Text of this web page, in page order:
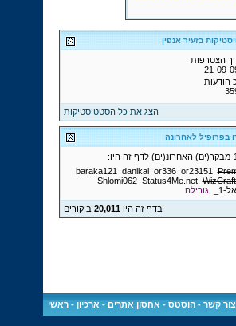
בזעיר אנפין
הצטרפות
21-09-
הודעות
הצג את כל הסטטיסטיקות
בפרופיל לאחרונה
baraka121
danikal or336 or23151
Shlomi062 Status4Me.net
1_
גורילה
בדף זה היו20,011 ביקורים
צור קשר -הוסטס - אחסון אתרים - ארכיון -ראשי